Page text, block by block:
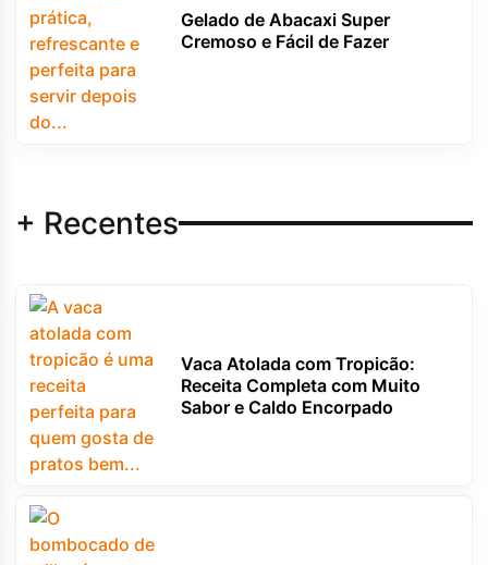
Gelado de Abacaxi Super
Cremoso e Fácil de Fazer
+ Recentes
Vaca Atolada com Tropicão:
Receita Completa com Muito
Sabor e Caldo Encorpado